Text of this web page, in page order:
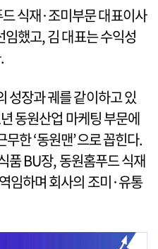
식재·조미부문 대표이사
했고, 김 대표는 수익성
성장과 궤를 같이하고 있
동원산업 마케팅 부문에
한 ‘동원맨’으로 꼽힌다.
품 BU장, 동원홈푸드 식재
임하며 회사의 조미·유통